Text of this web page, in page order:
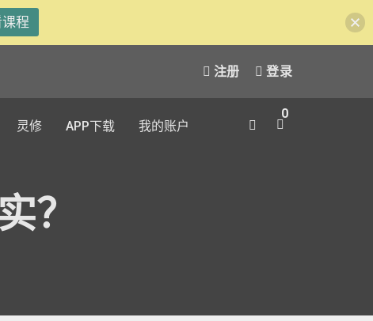
注册 登录
灵修 APP下载 我的账户
0
？
程